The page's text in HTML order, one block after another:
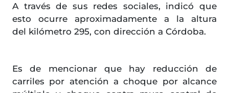
A través de sus redes sociales, indicó que
esto ocurre aproximadamente a la altura
del kilómetro 295, con dirección a Córdoba.
Es de mencionar que hay reducción de
carriles por atención a choque por alcance